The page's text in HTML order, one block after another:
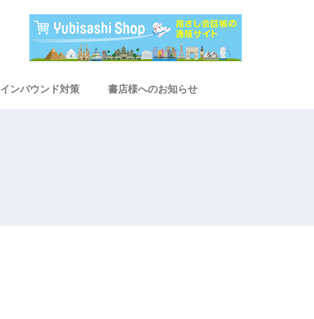
インバウンド対策 書店様へのお知らせ